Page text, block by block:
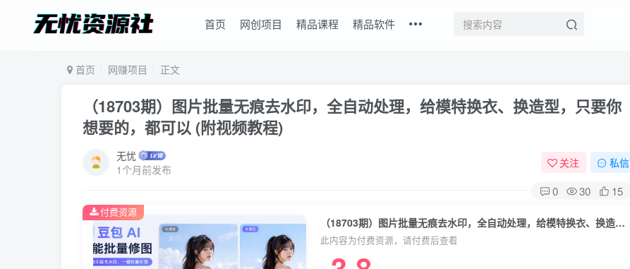
首页 网创项目 精品课程 精品软件
首页 网赚项目 正文
（18703期）图片批量无痕去水印，全自动处理，给模特换衣、换造型，只要你
想要的，都可以 (附视频教程)
无忧
1个月前发布
关注 私信
0 30 15
（18703期）图片批量无痕去水印，全自动处理，给模特换衣、换造型，只要你想要的，都可以 (附视频教程)
此内容为付费资源，请付费后查看
付费资源